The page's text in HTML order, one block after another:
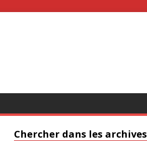
Chercher dans les archives